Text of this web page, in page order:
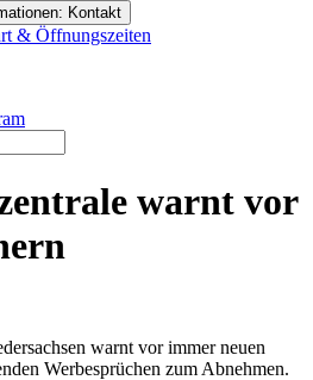
Kontakt
& Öffnungszeiten
warnt vor
warnt vor immer neuen
Werbesprüchen zum Abnehmen.